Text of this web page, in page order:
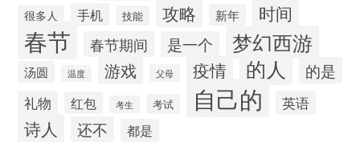
很多人 手机 技能 攻略 新年 时间
春节 春节期间 是一个 梦幻西游
汤圆 温度 游戏 父母 疫情 的人 的是
礼物 红包 考生 考试 自己的 英语
诗人 还不 都是